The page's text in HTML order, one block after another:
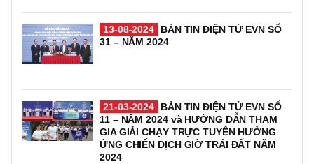
13-08-2024
BẢN TIN ĐIỆN TỬ EVN SỐ
31 – NĂM 2024
21-03-2024
BẢN TIN ĐIỆN TỬ EVN SỐ
11 – NĂM 2024 và HƯỚNG DẪN THAM
GIA GIẢI CHẠY TRỰC TUYẾN HƯỞNG
ỨNG CHIẾN DỊCH GIỜ TRÁI ĐẤT NĂM
2024